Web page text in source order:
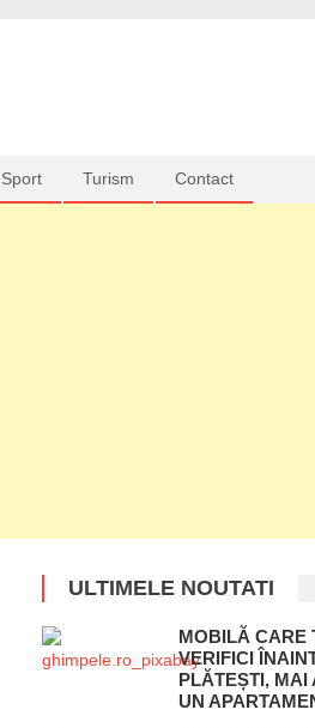
Sport Turism Contact
ULTIMELE NOUTATI
MOBILĂ CARE
VERIFICI
PLĂTEȘTI, MAI
UN